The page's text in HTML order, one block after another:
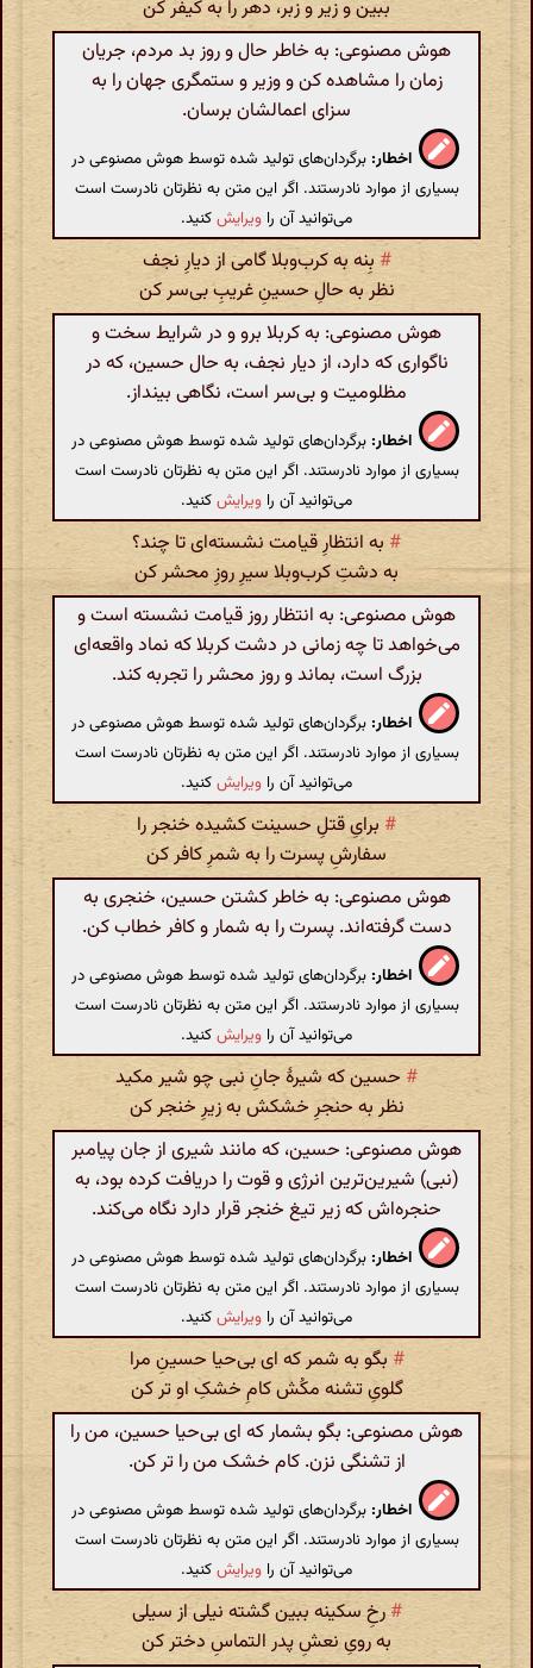
ببین و زیر و زبر، دهر را به کیفر کن
هوش مصنوعی: به خاطر حال و روز بد مردم، جریان
زمان را مشاهده کن و وزیر و ستمگری جهان را به
سزای اعمالشان برسان.
اخطار: برگردان‌های تولید شده توسط هوش مصنوعی در
بسیاری از موارد نادرستند. اگر این متن به نظرتان نادرست است
می‌توانید آن را ویرایشکنید.
# بِنه به کرب‌وبلا گامی از دیارِ نجف
نظر به حالِ حسینِ غریبِ بی‌سر کن
هوش مصنوعی: به کربلا برو و در شرایط سخت و
ناگواری که دارد، از دیار نجف، به حال حسین، که در
مظلومیت و بی‌سر است، نگاهی بینداز.
اخطار: برگردان‌های تولید شده توسط هوش مصنوعی در
بسیاری از موارد نادرستند. اگر این متن به نظرتان نادرست است
می‌توانید آن را ویرایشکنید.
# به انتظارِ قیامت نشسته‌ای تا چند؟
به دشتِ کرب‌وبلا سیرِ روزِ محشر کن
هوش مصنوعی: به انتظار روز قیامت نشسته است و
می‌خواهد تا چه زمانی در دشت کربلا که نماد واقعه‌ای
بزرگ است، بماند و روز محشر را تجربه کند.
اخطار: برگردان‌های تولید شده توسط هوش مصنوعی در
بسیاری از موارد نادرستند. اگر این متن به نظرتان نادرست است
می‌توانید آن را ویرایشکنید.
# برایِ قتلِ حسینت کشیده خنجر را
سفارشِ پسرت را به شمرِ کافر کن
هوش مصنوعی: به خاطر کشتن حسین، خنجری به
دست گرفته‌اند. پسرت را به شمار و کافر خطاب کن.
اخطار: برگردان‌های تولید شده توسط هوش مصنوعی در
بسیاری از موارد نادرستند. اگر این متن به نظرتان نادرست است
می‌توانید آن را ویرایشکنید.
# حسین که شیرهٔ جانِ نبی چو شیر مکید
نظر به حنجرِ خشکش به زیرِ خنجر کن
هوش مصنوعی: حسین، که مانند شیری از جان پیامبر
(نبی) شیرین‌ترین انرژی و قوت را دریافت کرده بود، به
حنجره‌اش که زیر تیغ خنجر قرار دارد نگاه می‌کند.
اخطار: برگردان‌های تولید شده توسط هوش مصنوعی در
بسیاری از موارد نادرستند. اگر این متن به نظرتان نادرست است
می‌توانید آن را ویرایشکنید.
# بگو به شمر که ای بی‌حیا حسینِ مرا
گلویِ تشنه مکُش کامِ خشکِ او تر کن
هوش مصنوعی: بگو بشمار که ای بی‌حیا حسین، من را
از تشنگی نزن. کام خشک من را تر کن.
اخطار: برگردان‌های تولید شده توسط هوش مصنوعی در
بسیاری از موارد نادرستند. اگر این متن به نظرتان نادرست است
می‌توانید آن را ویرایشکنید.
# رخِ سکینه ببین گشته نیلی از سیلی
به رویِ نعشِ پدر التماسِ دختر کن